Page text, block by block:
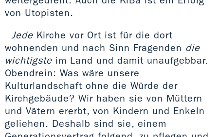
von Utopisten.
Jede Kirche vor Ort ist für die dort
wohnenden und nach Sinn Fragenden die
wichtigste im Land und damit unaufgebbar.
Obendrein: Was wäre unsere
Kulturlandschaft ohne die Würde der
Kirchgebäude? Wir haben sie von Müttern
und Vätern ererbt, von Kindern und Enkeln
geliehen. Deshalb sind sie, einem